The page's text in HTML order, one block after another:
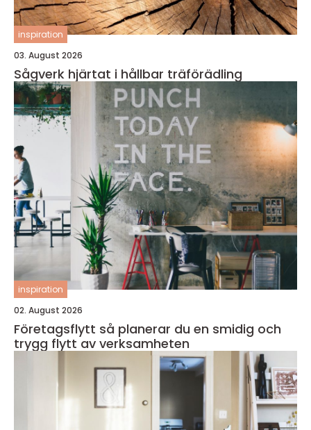
inspiration
03. August 2026
Sågverk hjärtat i hållbar träförädling
inspiration
02. August 2026
Företagsflytt så planerar du en smidig och
trygg flytt av verksamheten